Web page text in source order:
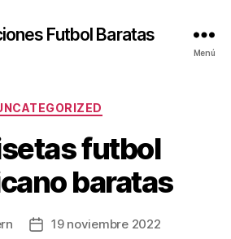
Futbol Baratas
Menú
Categorías
futbol
baratas
Fecha19 noviembre 2022